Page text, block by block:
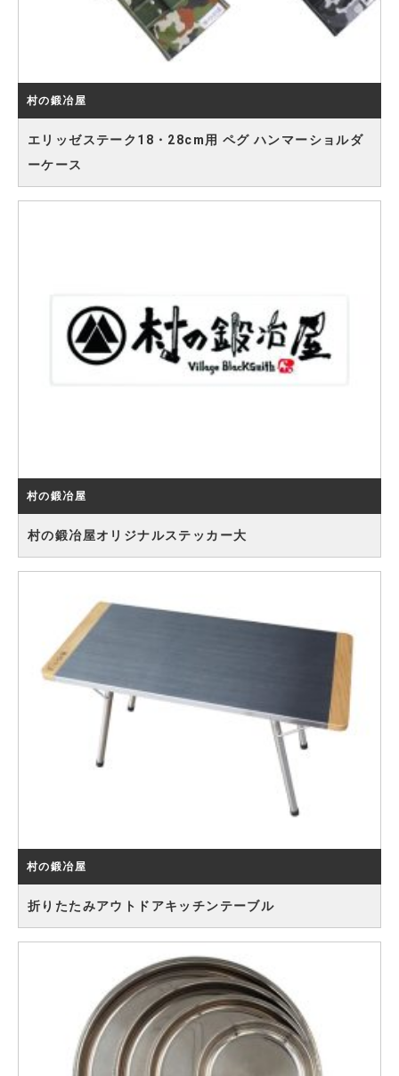
村の鍛冶屋
エリッゼステーク18・28cm用 ペグ ハンマーショルダ
ーケース
村の鍛冶屋
村の鍛冶屋オリジナルステッカー大
村の鍛冶屋
折りたたみアウトドアキッチンテーブル